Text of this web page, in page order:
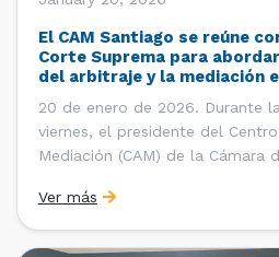
El CAM Santiago se reúne
Corte Suprema para
del arbitraje y la mediación
20 de enero de 2026. Durante
viernes, el presidente del
Mediación (CAM) de la Cámara
del CAM Santiago, Ximena Vial;
la CCS, Carlos Soublette,
Ver más